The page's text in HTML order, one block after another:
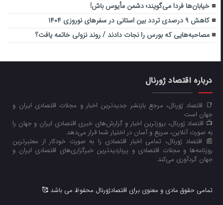
خیابان‌ها فردا می‌گویند؛ دشمن مأیوس باش!
کاهش ۹ درصدی تردد بین استانی در سفرهای نوروزی ۱۴۰۴
مصاحبه‌هایی که بورس را نجات دادند / روند نزولی خاتمه یافت؟
درباره اقتصاد ژورنال
📑 اقتصاد ژورنال، مرجع بازنشر جدیدترین اخبار و مجلات اقتصادی ایران و
جهان است.
📺 اقتصاد ژورنال، بروزترین اخبار و گزارش‌های خبری اقتصادی ایران و جهان را
به صورت آنلاین، سریع و آسان در اختیار شما قرار می‌‌دهد.
📰 اقتصاد ژورنال، تمامی اخبار اقتصادی را به صورت خودکار از معتبرترین
روزنامه‌ها و مجلات اقتصادی و پربازدیدترین خبرگزاری‌های اقتصادی ایران و
جهان گردآوری می‌کند.
تمامی حقوق مادی و معنوی برای اقتصادژورنال محفوظ می باشد 🥰